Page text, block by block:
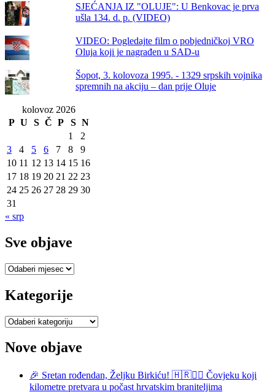
SJEĆANJA IZ "OLUJE": U Benkovac je prva
ušla 134. d. p. (VIDEO)
VIDEO: Pogledajte film o pobjedničkoj VRO
Oluja koji je nagrađen u SAD-u
Šopot, 3. kolovoza 1995. - 1329 srpskih vojnika
spremnih na akciju – dan prije Oluje
kolovoz 2026
P U S Č P S N
1
2
3
4 5 6 7 8
9
10 11 12 13 14 15 16
17 18 19 20 21 22 23
24 25 26 27 28 29 30
31
« srp
Sve objave
Sve
Kategorije
Kategorije
Nove objave
🎉 Sretan rođendan, Željku Birkiću! 🇭🇷🏃‍♂️ Čovjeku koji
kilometre pretvara u počast hrvatskim braniteljima